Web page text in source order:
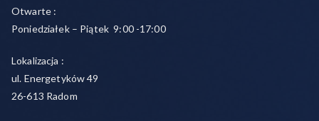
Otwarte :
Poniedziałek – Piątek 9:00 -17:00
Lokalizacja :
ul. Energetyków 49
26-613 Radom